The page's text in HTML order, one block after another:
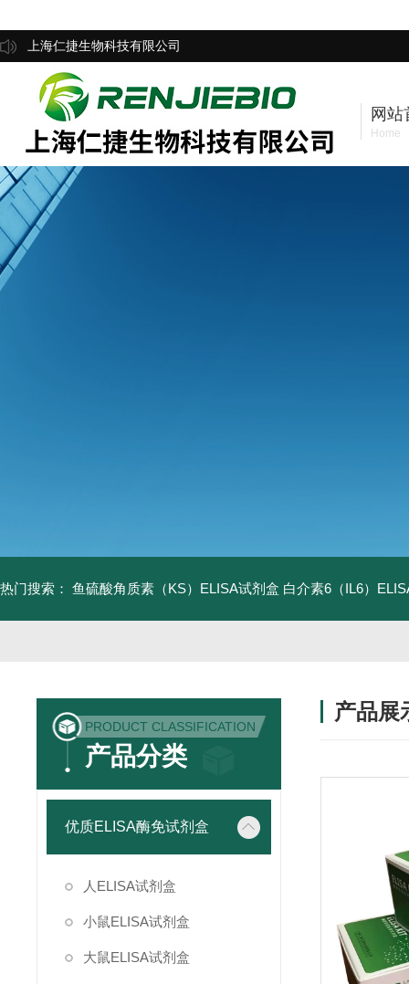
上海仁捷生物科技有限公司
网站
Home
热门搜索： 鱼硫酸角质素（KS）ELISA试剂盒 白介素6（IL6）
PRODUCT CLASSIFICATION
产品分类
优质ELISA酶免试剂盒
人ELISA试剂盒
小鼠ELISA试剂盒
大鼠ELISA试剂盒
产品展